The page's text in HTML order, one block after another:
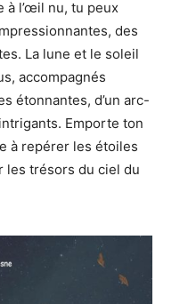
à l’œil nu, tu peux
des
La lune et le soleil
accompagnés
étonnantes, d’un arc-
Emporte ton
à repérer les étoiles
les trésors du ciel du